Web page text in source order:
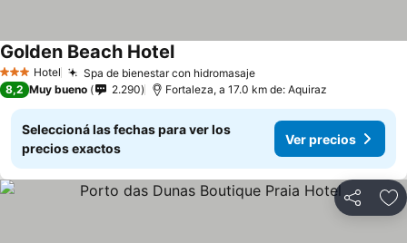
3 Estrellas
Hotel Spa de bienestar con hidromasajeVer precios
Golden Beach HotelVer precios
8,2 Muy bueno 2.290 Fortaleza, a 17.0 km de: Aquiraz
Seleccioná las fechas para ver los
precios exactos
Ver precios
Compartir